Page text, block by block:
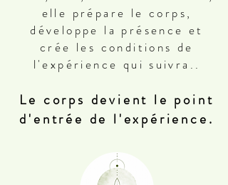
elle prépare le corps,
développe la présence et
crée les conditions de
l'expérience qui suivra..
Le corps devient le point
d'entrée de l'expérience.